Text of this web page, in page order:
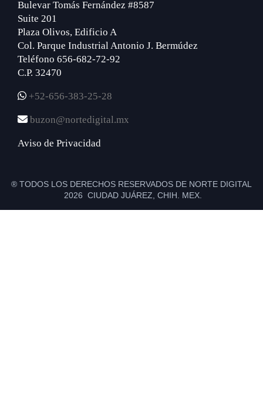
Bulevar Tomás Fernández #8587
Suite 201
Plaza Olivos, Edificio A
Col. Parque Industrial Antonio J. Bermúdez
Teléfono 656-682-72-92
C.P. 32470
+52-656-383-25-28
buzon@nortedigital.mx
Aviso de Privacidad
® TODOS LOS DERECHOS RESERVADOS DE NORTE DIGITAL
2026 CIUDAD JUÁREZ, CHIH. MEX.